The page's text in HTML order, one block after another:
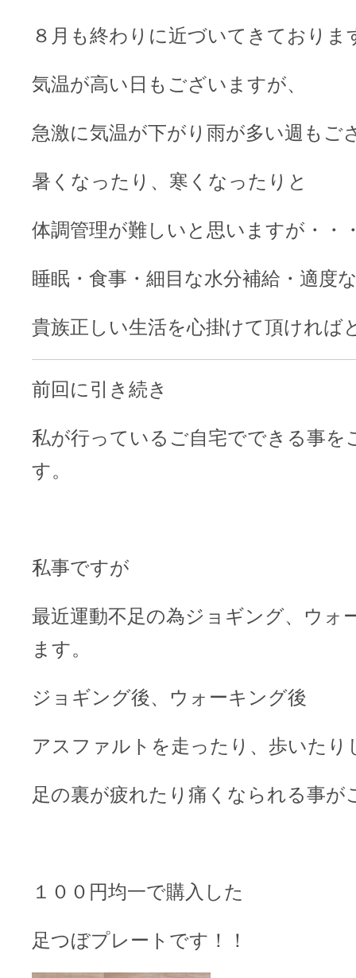
８月も終わりに近づいてきておりま
気温が高い日もございますが、
急激に気温が下がり雨が多い週もご
暑くなったり、寒くなったりと
体調管理が難しいと思いますが・・
睡眠・食事・細目な水分補給・適度
貴族正しい生活を心掛けて頂ければ
前回に引き続き
私が行っているご自宅でできる事を
す。
私事ですが
最近運動不足の為ジョギング、ウォ
ます。
ジョギング後、ウォーキング後
アスファルトを走ったり、歩いたり
足の裏が疲れたり痛くなられる事が
１００円均一で購入した
足つぼプレートです！！